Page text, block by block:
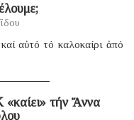
αὐτό τό καλοκαίρι ἀπό
τήν Ἄννα